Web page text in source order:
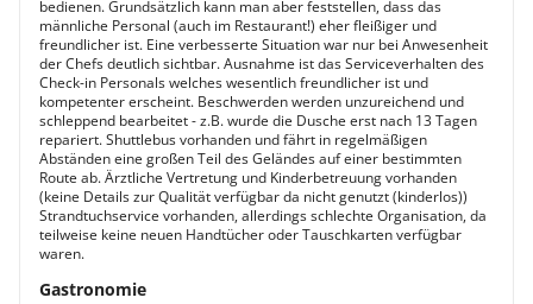
bedienen. Grundsätzlich kann man aber feststellen, dass das
männliche Personal (auch im Restaurant!) eher fleißiger und
freundlicher ist. Eine verbesserte Situation war nur bei Anwesenheit
der Chefs deutlich sichtbar. Ausnahme ist das Serviceverhalten des
Check-in Personals welches wesentlich freundlicher ist und
kompetenter erscheint. Beschwerden werden unzureichend und
schleppend bearbeitet - z.B. wurde die Dusche erst nach 13 Tagen
repariert. Shuttlebus vorhanden und fährt in regelmäßigen
Abständen eine großen Teil des Geländes auf einer bestimmten
Route ab. Ärztliche Vertretung und Kinderbetreuung vorhanden
(keine Details zur Qualität verfügbar da nicht genutzt (kinderlos))
Strandtuchservice vorhanden, allerdings schlechte Organisation, da
teilweise keine neuen Handtücher oder Tauschkarten verfügbar
waren.
Gastronomie